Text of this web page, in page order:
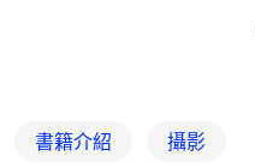
書籍介紹 攝影